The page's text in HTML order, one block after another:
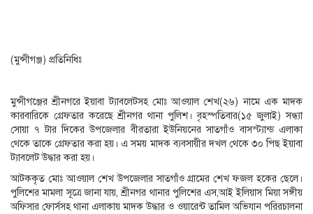
(মুন্সীগঞ্জ) প্রতিনিধিঃ
মুন্সীগঞ্জের শ্রীনগরে ইয়াবা ট্যাবলেটসহ মোঃ আওয়াল শেখ(২৬) নামে এক মাদক
কারবারিকে গ্রেফতার করেছে শ্রীনগর থানা পুলিশ। বৃহস্পতিবার(১৫ জুলাই) সন্ধ্যা
সোয়া ৭ টার দিকের উপজেলার বীরতারা ইউনিয়নের সাতগাঁও বাসস্ট্যান্ড এলাকা
থেকে তাকে গ্রেফতার করা হয়। এ সময় মাদক ব্যবসায়ীর দখল থেকে ৩০ পিছ ইয়াবা
ট্যাবলেট উদ্ধার করা হয়।
আটককৃত মোঃ আওয়াল শেখ উপজেলার সাতগাঁও গ্রামের শেখ ফজল হকের ছেলে।
পুলিশের মামলা সূত্রে জানা যায়, শ্রীনগর থানার পুলিশের এস,আই ইলিয়াস মিয়া সঙ্গীয়
অফিসার ফোর্সসহ থানা এলাকায় মাদক উদ্ধার ও ওয়ারেন্ট তামিল অভিযান পরিরচালনা